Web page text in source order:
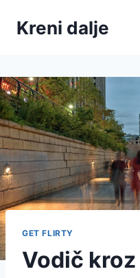
Kreni dalje
GET FLIRTY
Vodič kroz